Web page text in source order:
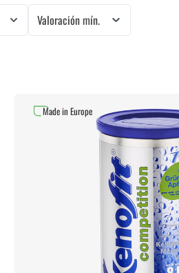
Valoración mín.
Made in Europe